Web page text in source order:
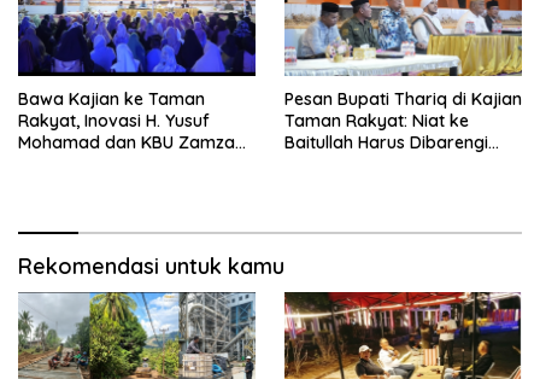
Bawa Kajian ke Taman
Rakyat, Inovasi H. Yusuf
Mohamad dan KBU Zamzam
Pesan Bupati Thariq di Kajian
Taman Rakyat: Niat ke
Baitullah Harus Dibarengi
Rekomendasi untuk kamu